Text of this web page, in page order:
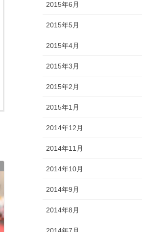
2015年6月
2015年5月
2015年4月
2015年3月
2015年2月
2015年1月
2014年12月
2014年11月
2014年10月
2014年9月
2014年8月